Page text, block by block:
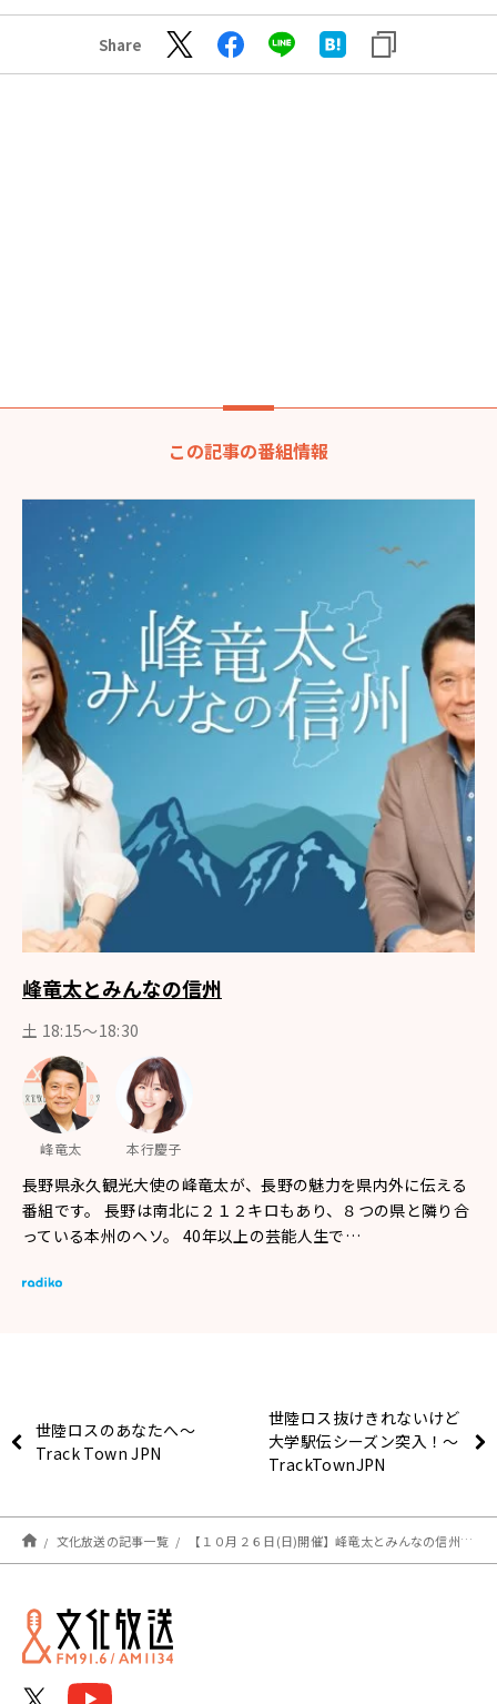
Share
この記事の番組情報
峰竜太とみんなの信州
土 18:15〜18:30
峰竜太 本行慶子
長野県永久観光大使の峰竜太が、長野の魅力を県内外に伝える
番組です。 長野は南北に２１２キロもあり、８つの県と隣り合
っている本州のヘソ。 40年以上の芸能人生で…
世陸ロスのあなたへ～
Track Town JPN
世陸ロス抜けきれないけど
大学駅伝シーズン突入！～
TrackTownJPN
文化放送の記事一覧 【１０月２６日(日)開催】峰竜太とみんなの信州 公開録音の観覧方法